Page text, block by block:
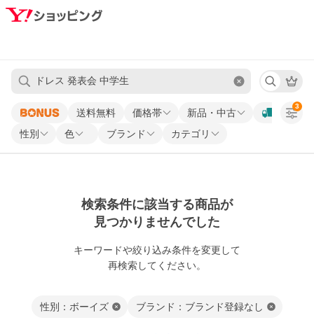
送料無料 価格帯
新品・中古
性別
色 ブランド カテゴリ
3
検索条件に該当する商品が
見つかりませんでした
キーワードや絞り込み条件を変更して
再検索してください。
性別：ボーイズ ブランド：ブランド登録なし